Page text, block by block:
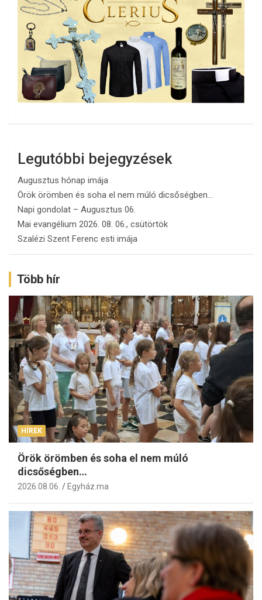
Legutóbbi bejegyzések
Augusztus hónap imája
Örök örömben és soha el nem múló dicsőségben…
Napi gondolat – Augusztus 06.
Mai evangélium 2026. 08. 06., csütörtök
Szalézi Szent Ferenc esti imája
Több hír
HÍREK
Örök örömben és soha el nem múló
dicsőségben…
2026.08.06. Egyház.ma